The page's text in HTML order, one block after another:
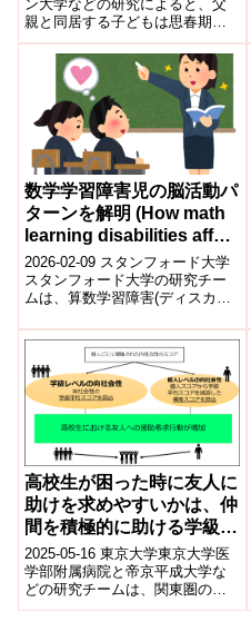
ン大学などの研究によると、父
親と同居する子どもは思春期に
なっても親子の親密さを維持し
やすいことが明らかになりまし
た。調査...
数学学習障害児の脳活動パ
ターンを解明 (How math
learning disabilities affect
problem-solving)
2026-02-09 スタンフォード大学
スタンフォード大学の研究チー
ムは、算数学習障害(ディスカリ
ーンを明らかにした。機能的
高校生が困った時に友人に
助けを求めやすいかは、仲
間を積極的に助ける学級の
雰囲気と関連
2025-05-16 東京大学東京大学医
学部附属病院と帝京平成大学な
どの研究チームは、関東圏の中
高生21,845人のデータを分析